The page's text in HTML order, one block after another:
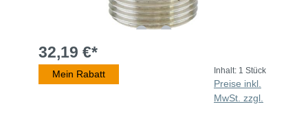
32,19 €*
Mein Rabatt Inhalt: 1 Stück
Preise inkl.
MwSt. zzgl.